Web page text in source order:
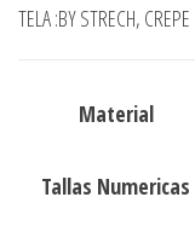
desde
hasta
TELA :BY STRECH, CREPE
Material
Tallas Numericas